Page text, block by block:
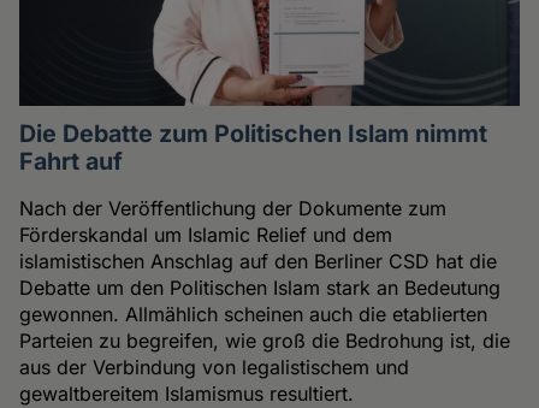
Die Debatte zum Politischen Islam nimmt
Fahrt auf
Nach der Veröffentlichung der Dokumente zum
Förderskandal um Islamic Relief und dem
islamistischen Anschlag auf den Berliner CSD hat die
Debatte um den Politischen Islam stark an Bedeutung
gewonnen. Allmählich scheinen auch die etablierten
Parteien zu begreifen, wie groß die Bedrohung ist, die
aus der Verbindung von legalistischem und
gewaltbereitem Islamismus resultiert.